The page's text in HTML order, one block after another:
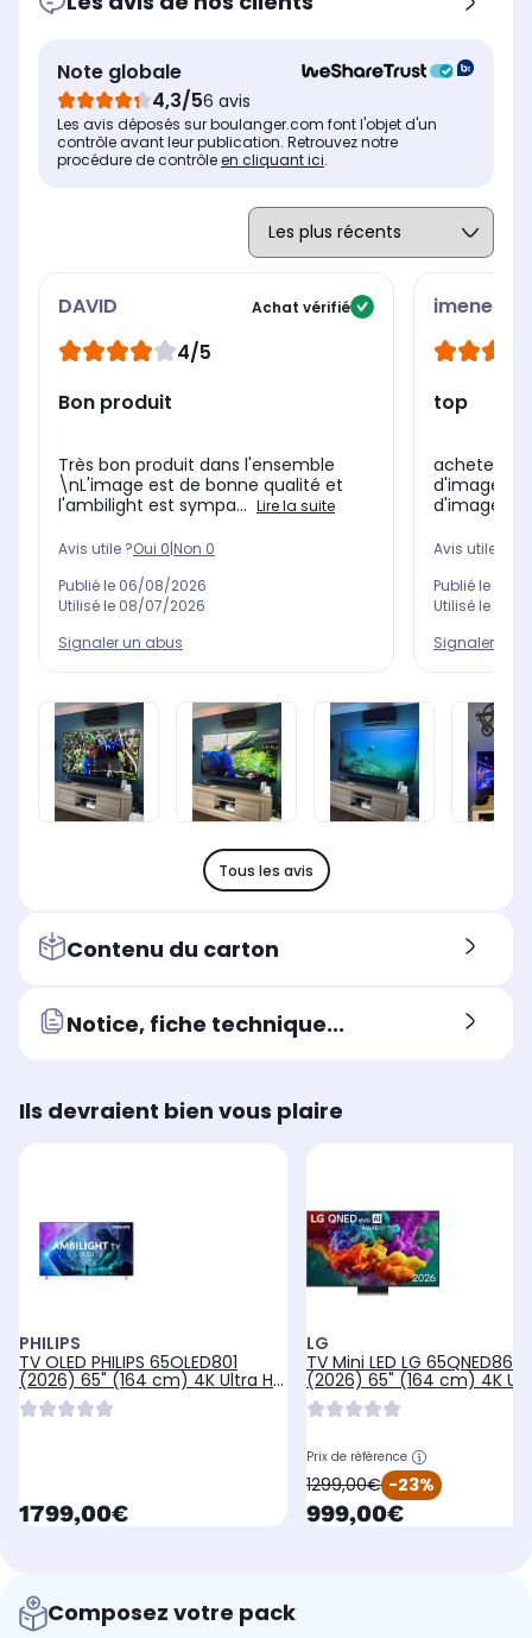
Puissance
4 x 10 Watts
Assistant vocal intégré
Alexa
Puissance
Assistant vocal intégré
Google Assistant
Note globale
4,3/56 avis
Les avis déposés sur boulanger.com font l'objet d'un
contrôle avant leur publication. Retrouvez notre
procédure de contrôleen cliquant ici.
DAVID Achat vérifié
4/5
Bon produit
Très bon produit dans l'ensemble
\nL'image est de bonne qualité et
l'ambilight est sympa... Lire la suite
Avis utile ?Oui 0|Non 0
Publié le 06/08/2026
Utilisé le 08/07/2026
Signaler un abus
imene
top
acheter
d'image
d'image
Avis utile ?
Publié le
Utilisé le
Signaler un
Tous les avis
Contenu du carton
Notice, fiche technique...
Ils devraient bien vous plaire
PHILIPS
TV OLED PHILIPS 65OLED801
(2026) 65" (164 cm) 4K Ultra HD
- Expérience Cinéma & Gaming,
120Hz, Ambilight, Smart TV
currentPrice
1799,00€
LG
TV Mini LED LG 65QNED86B
(2026) 65" (164 cm) 4K
- 120Hz, Smart TV
Prix de référence
oldPrice
1299,00€ -23%
currentPrice
999,00€
Composez votre pack